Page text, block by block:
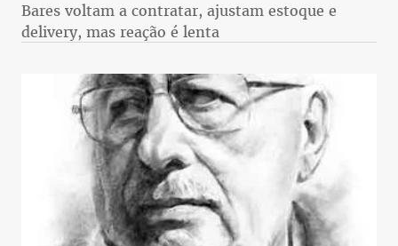
Bares voltam a contratar, ajustam estoque e
delivery, mas reação é lenta